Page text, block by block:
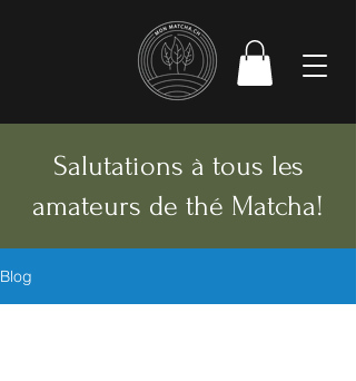
Salutations à tous les
amateurs de thé Matcha!
Blog